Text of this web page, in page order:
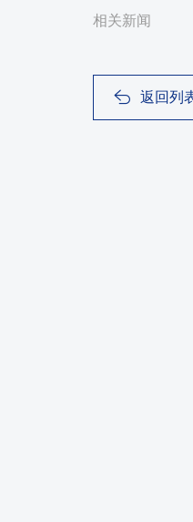
相关新闻
返回列